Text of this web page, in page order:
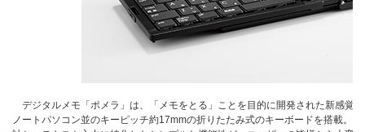
デジタルメモ「ポメラ」は、「メモをとる」ことを目的に開発された新感覚
ノートパソコン並のキーピッチ約17mmの折りたたみ式のキーボードを搭載。